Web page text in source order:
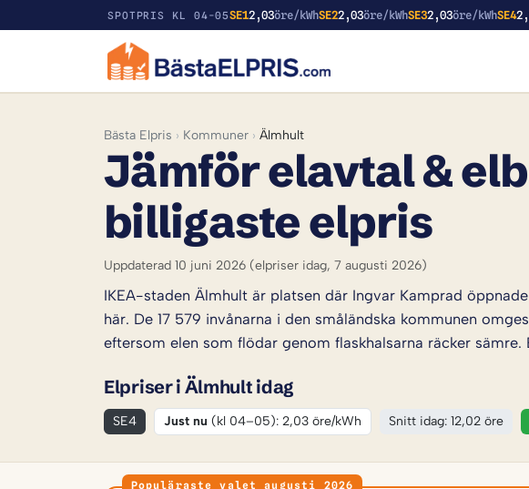
SPOTPRIS KL 04-05SE12,03öre/kWhSE22,03öre/kWhSE32,03öre/kWhSE4
Bästa Elpris › Kommuner › Älmhult
Jämför elavtal &
billigaste elpris
Uppdaterad 10 juni 2026 (elpriser idag, 7 augusti 2026)
IKEA-staden Älmhult är platsen där Ingvar Kamprad
här. De 17 579 invånarna i den småländska kommunen
eftersom elen som flödar genom flaskhalsarna räcker
Elpriser i Älmhult idag
SE4 Just nu (kl 04–05): 2,03 öre/kWh Snitt idag: 12,02 öre
Populäraste valet augusti 2026